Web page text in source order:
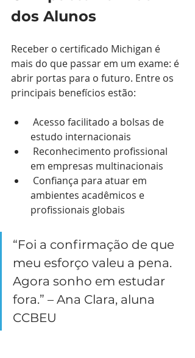
dos Alunos
Receber o certificado Michigan é
mais do que passar em um exame: é
abrir portas para o futuro. Entre os
principais benefícios estão:
estudo internacionais
em empresas multinacionais
ambientes acadêmicos e
profissionais globais
“Foi a confirmação de que
meu esforço valeu a pena.
Agora sonho em estudar
fora.” – Ana Clara, aluna
CCBEU